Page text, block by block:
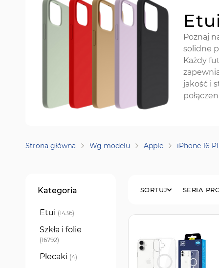
Poznaj
solidne
Każdy
jakość i
Strona główna Wg modelu Apple iPhone 16
SERIA
SORTUJ
Kategoria
Etui 1436
produkty
Szkła i folie
16792
produkty
Plecaki 4
produkty